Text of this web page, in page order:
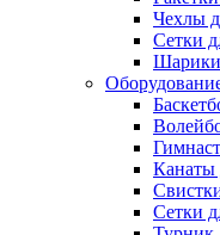
Чехлы
Сетки
Шарики
Канаты
Сетки